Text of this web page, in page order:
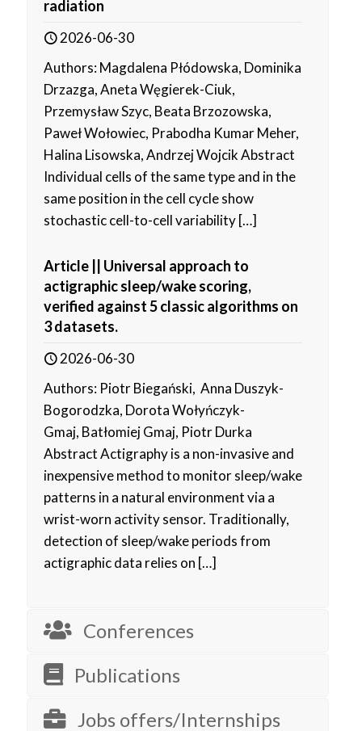
radiation
2026-06-30
Authors: Magdalena Płódowska, Dominika
Drzazga, Aneta Węgierek-Ciuk,
Przemysław Szyc, Beata Brzozowska,
Paweł Wołowiec, Prabodha Kumar Meher,
Halina Lisowska, Andrzej Wojcik Abstract
Individual cells of the same type and in the
same position in the cell cycle show
stochastic cell-to-cell variability […]
Article || Universal approach to
actigraphic sleep/wake scoring,
verified against 5 classic algorithms on
3 datasets.
2026-06-30
Authors: Piotr Biegański, Anna Duszyk-
Bogorodzka, Dorota Wołyńczyk-
Gmaj, Batłomiej Gmaj, Piotr Durka
Abstract Actigraphy is a non-invasive and
inexpensive method to monitor sleep/wake
patterns in a natural environment via a
wrist-worn activity sensor. Traditionally,
detection of sleep/wake periods from
actigraphic data relies on […]
Conferences
Publications
Jobs offers/Internships